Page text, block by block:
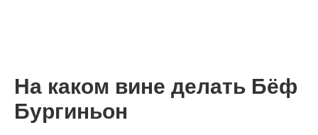
На каком вине делать Бёф
Бургиньон